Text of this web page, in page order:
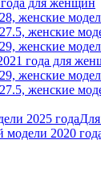
для женщин
женские
женские
женские
года для
женские
женские
2025 года
модели 2020